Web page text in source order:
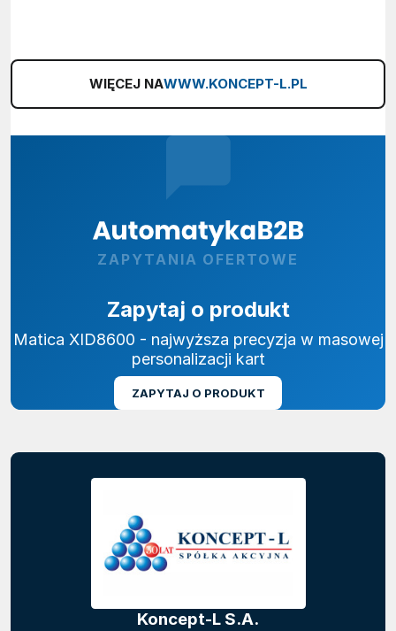
WIĘCEJ NAWWW.KONCEPT-L.PL
ZAPYTANIA OFERTOWE
Zapytaj o produkt
Matica XID8600 - najwyższa precyzja w masowej
personalizacji kart
ZAPYTAJ O PRODUKT
Koncept-L S.A.